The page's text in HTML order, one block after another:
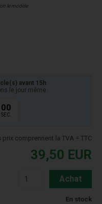
le modèle
avant 15h
le jour même
00
SEC.
prix comprennent la TVA = TTC
39,50 EUR
Achat
En stock